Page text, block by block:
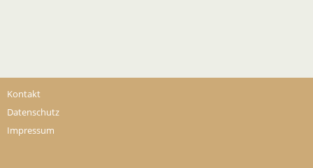
Kontakt
Datenschutz
Impressum